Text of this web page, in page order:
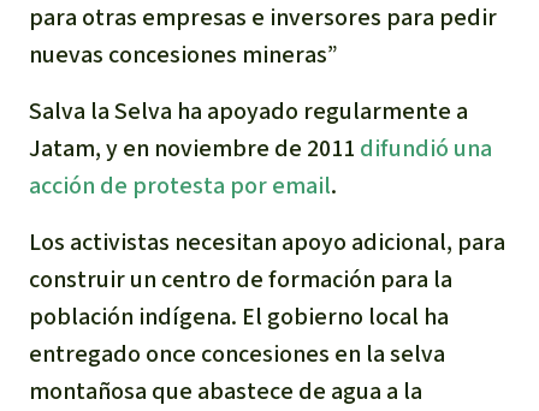
para otras empresas e inversores para pedir
nuevas concesiones mineras”
Salva la Selva ha apoyado regularmente a
Jatam, y en noviembre de 2011 difundió una
acción de protesta por email.
Los activistas necesitan apoyo adicional, para
construir un centro de formación para la
población indígena. El gobierno local ha
entregado once concesiones en la selva
montañosa que abastece de agua a la